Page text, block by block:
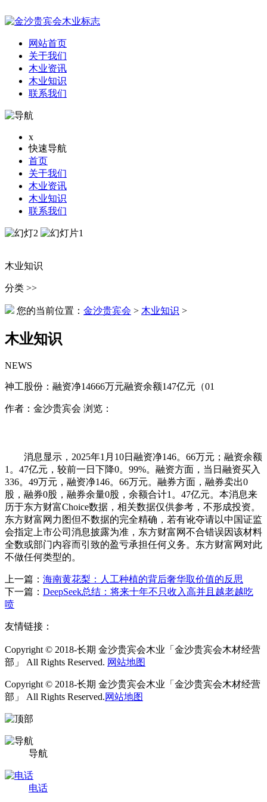
网站首页
关于我们
木业资讯
木业知识
联系我们
x
快速导航
首页
关于我们
木业资讯
木业知识
联系我们
木业知识
分类 >>
您的当前位置： 金沙贵宾会 > 木业知识 >
木业知识
NEWS
神工股份：融资净14666万元融资余额147亿元（01
作者：金沙贵宾会 浏览：
消息显示，2025年1月10日融资净146。66万元；融资余额
1。47亿元，较前一日下降0。99%。融资方面，当日融资买入
336。49万元，融资净146。66万元。融券方面，融券卖出0
股，融券0股，融券余量0股，余额合计1。47亿元。本消息来
历于东方财富Choice数据，相关数据仅供参考，不形成投资。
东方财富网力图但不数据的完全精确，若有讹夺请以中国证监
会指定上市公司消息披露为准，东方财富网不合错误因该材料
全数或部门内容而引致的盈亏承担任何义务。东方财富网对此
不做任何类型的。
上一篇： 海南黄花梨：人工种植的背后奢华取价值的反思
下一篇： DeepSeek总结：将来十年不只收入高并且越老越吃
喷
友情链接：
Copyright © 2018-长期 金沙贵宾会木业「金沙贵宾会木材经营
部」 All Rights Reserved. 网站地图
Copyright © 2018-长期 金沙贵宾会木业「金沙贵宾会木材经营
部」 All Rights Reserved.网站地图
导航
电话